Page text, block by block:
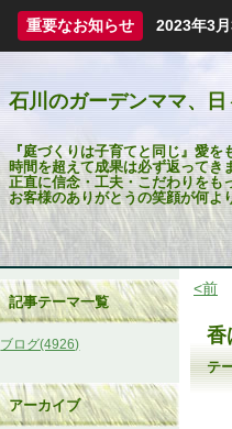
重要なお知らせ 2023年3
石川のガーデンママ、
『庭づくりは子育てと同じ』愛
時間を超えて成果は必ず返ってき
正直に信念・工夫・こだわりをも
お客様のありがとうの笑顔が何よ
<前
香
テ
記事テーマ一覧
ブログ(4926)
アーカイブ